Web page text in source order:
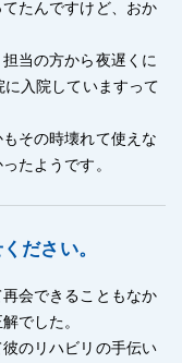
たんですけど、おか
当の方から夜遅くに
入院していますって
その時壊れて使えな
たようです。
ださい。
会できることもなか
でした。
のリハビリの手伝い